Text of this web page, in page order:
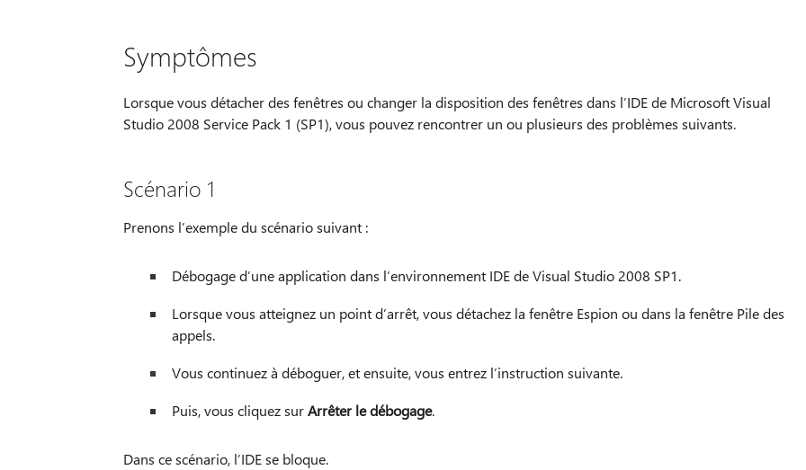
Symptômes
Lorsque vous détacher des fenêtres ou changer la disposition des fenêtres dans l’IDE de Microsoft Visual
Studio 2008 Service Pack 1 (SP1), vous pouvez rencontrer un ou plusieurs des problèmes suivants.
Scénario 1
Prenons l’exemple du scénario suivant :
Débogage d’une application dans l’environnement IDE de Visual Studio 2008 SP1.
Lorsque vous atteignez un point d’arrêt, vous détachez la fenêtre Espion ou dans la fenêtre Pile des
appels.
Vous continuez à déboguer, et ensuite, vous entrez l’instruction suivante.
Puis, vous cliquez surArrêter le débogage.
Dans ce scénario, l’IDE se bloque.